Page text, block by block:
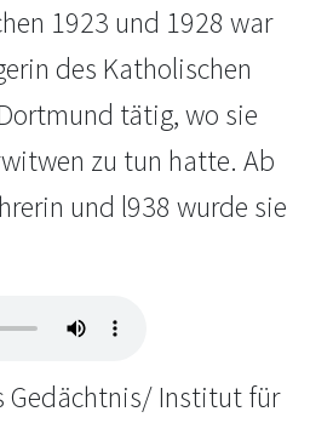
1923 und 1928 war
des Katholischen
tätig, wo sie
zu tun hatte. Ab
und l938 wurde sie
Gedächtnis/ Institut für